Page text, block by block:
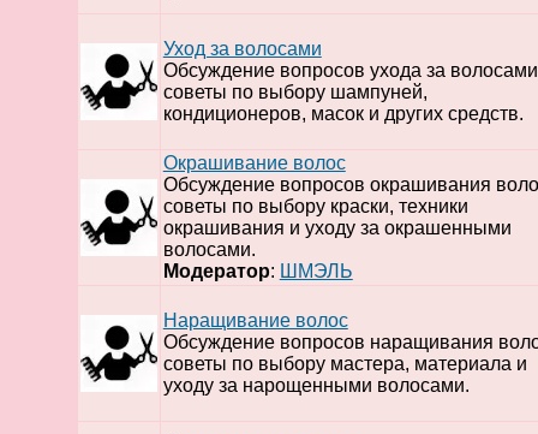
Уход за волосами
Обсуждение вопросов ухода за
советы по выбору шампуней,
кондиционеров, масок и других средств.
Окрашивание волос
Обсуждение вопросов окрашивания
советы по выбору краски, техники
окрашивания и уходу за окрашенными
волосами.
Модератор: ШМЭЛЬ
Наращивание волос
Обсуждение вопросов наращивания
советы по выбору мастера, материала и
уходу за нарощенными волосами.